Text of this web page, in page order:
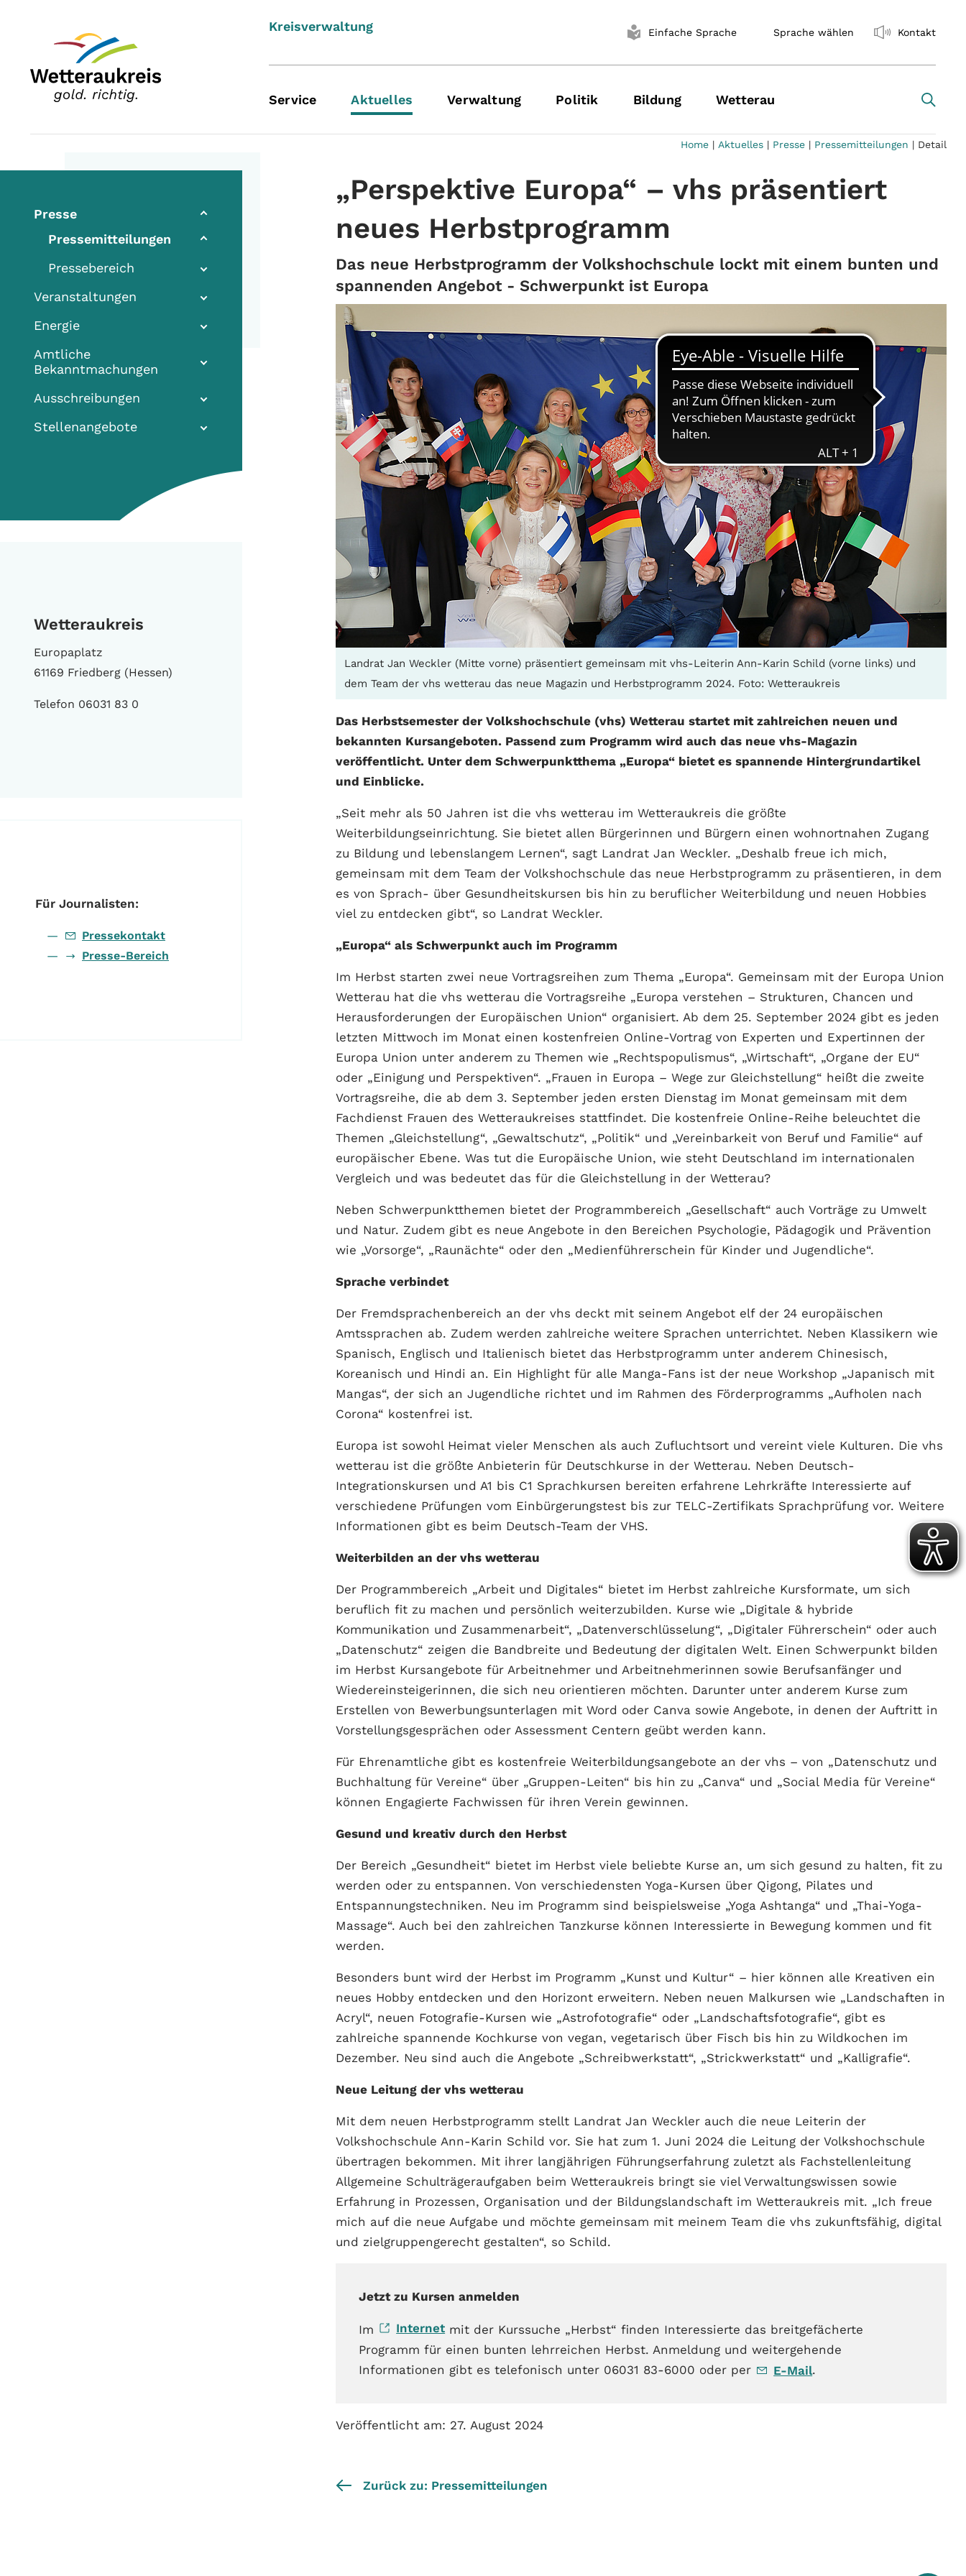
Kreisverwaltung Einfache Sprache Sprache wählen Kontakt
Service Aktuelles Verwaltung Politik Bildung Wetterau
Presse
Pressemitteilungen
Pressebereich
Veranstaltungen
Energie
Amtliche
Bekanntmachungen
Ausschreibungen
Stellenangebote
Wetteraukreis
Europaplatz
61169 Friedberg (Hessen)
Telefon 06031 83 0
Für Journalisten:
Pressekontakt
Presse-Bereich
Home| Aktuelles| Presse| Pressemitteilungen | Detail
„Perspektive Europa“ – vhs präsentiert
neues Herbstprogramm
Das neue Herbstprogramm der Volkshochschule lockt mit einem bunten und
spannenden Angebot - Schwerpunkt ist Europa
Landrat Jan Weckler (Mitte vorne) präsentiert gemeinsam mit vhs-Leiterin Ann-Karin Schild (vorne links) und
dem Team der vhs wetterau das neue Magazin und Herbstprogramm 2024. Foto: Wetteraukreis
Das Herbstsemester der Volkshochschule (vhs) Wetterau startet mit zahlreichen neuen und
bekannten Kursangeboten. Passend zum Programm wird auch das neue vhs-Magazin
veröffentlicht. Unter dem Schwerpunktthema „Europa“ bietet es spannende Hintergrundartikel
und Einblicke.
„Seit mehr als 50 Jahren ist die vhs wetterau im Wetteraukreis die größte
Weiterbildungseinrichtung. Sie bietet allen Bürgerinnen und Bürgern einen wohnortnahen Zugang
zu Bildung und lebenslangem Lernen“, sagt Landrat Jan Weckler. „Deshalb freue ich mich,
gemeinsam mit dem Team der Volkshochschule das neue Herbstprogramm zu präsentieren, in dem
es von Sprach- über Gesundheitskursen bis hin zu beruflicher Weiterbildung und neuen Hobbies
viel zu entdecken gibt“, so Landrat Weckler.
„Europa“ als Schwerpunkt auch im Programm
Im Herbst starten zwei neue Vortragsreihen zum Thema „Europa“. Gemeinsam mit der Europa Union
Wetterau hat die vhs wetterau die Vortragsreihe „Europa verstehen – Strukturen, Chancen und
Herausforderungen der Europäischen Union“ organisiert. Ab dem 25. September 2024 gibt es jeden
letzten Mittwoch im Monat einen kostenfreien Online-Vortrag von Experten und Expertinnen der
Europa Union unter anderem zu Themen wie „Rechtspopulismus“, „Wirtschaft“, „Organe der EU“
oder „Einigung und Perspektiven“. „Frauen in Europa – Wege zur Gleichstellung“ heißt die zweite
Vortragsreihe, die ab dem 3. September jeden ersten Dienstag im Monat gemeinsam mit dem
Fachdienst Frauen des Wetteraukreises stattfindet. Die kostenfreie Online-Reihe beleuchtet die
Themen „Gleichstellung“, „Gewaltschutz“, „Politik“ und „Vereinbarkeit von Beruf und Familie“ auf
europäischer Ebene. Was tut die Europäische Union, wie steht Deutschland im internationalen
Vergleich und was bedeutet das für die Gleichstellung in der Wetterau?
Neben Schwerpunktthemen bietet der Programmbereich „Gesellschaft“ auch Vorträge zu Umwelt
und Natur. Zudem gibt es neue Angebote in den Bereichen Psychologie, Pädagogik und Prävention
wie „Vorsorge“, „Raunächte“ oder den „Medienführerschein für Kinder und Jugendliche“.
Sprache verbindet
Der Fremdsprachenbereich an der vhs deckt mit seinem Angebot elf der 24 europäischen
Amtssprachen ab. Zudem werden zahlreiche weitere Sprachen unterrichtet. Neben Klassikern wie
Spanisch, Englisch und Italienisch bietet das Herbstprogramm unter anderem Chinesisch,
Koreanisch und Hindi an. Ein Highlight für alle Manga-Fans ist der neue Workshop „Japanisch mit
Mangas“, der sich an Jugendliche richtet und im Rahmen des Förderprogramms „Aufholen nach
Corona“ kostenfrei ist.
Europa ist sowohl Heimat vieler Menschen als auch Zufluchtsort und vereint viele Kulturen. Die vhs
wetterau ist die größte Anbieterin für Deutschkurse in der Wetterau. Neben Deutsch-
Integrationskursen und A1 bis C1 Sprachkursen bereiten erfahrene Lehrkräfte Interessierte auf
verschiedene Prüfungen vom Einbürgerungstest bis zur TELC-Zertifikats Sprachprüfung vor. Weitere
Informationen gibt es beim Deutsch-Team der VHS.
Weiterbilden an der vhs wetterau
Der Programmbereich „Arbeit und Digitales“ bietet im Herbst zahlreiche Kursformate, um sich
beruflich fit zu machen und persönlich weiterzubilden. Kurse wie „Digitale & hybride
Kommunikation und Zusammenarbeit“, „Datenverschlüsselung“, „Digitaler Führerschein“ oder auch
„Datenschutz“ zeigen die Bandbreite und Bedeutung der digitalen Welt. Einen Schwerpunkt bilden
im Herbst Kursangebote für Arbeitnehmer und Arbeitnehmerinnen sowie Berufsanfänger und
Wiedereinsteigerinnen, die sich neu orientieren möchten. Darunter unter anderem Kurse zum
Erstellen von Bewerbungsunterlagen mit Word oder Canva sowie Angebote, in denen der Auftritt in
Vorstellungsgesprächen oder Assessment Centern geübt werden kann.
Für Ehrenamtliche gibt es kostenfreie Weiterbildungsangebote an der vhs – von „Datenschutz und
Buchhaltung für Vereine“ über „Gruppen-Leiten“ bis hin zu „Canva“ und „Social Media für Vereine“
können Engagierte Fachwissen für ihren Verein gewinnen.
Gesund und kreativ durch den Herbst
Der Bereich „Gesundheit“ bietet im Herbst viele beliebte Kurse an, um sich gesund zu halten, fit zu
werden oder zu entspannen. Von verschiedensten Yoga-Kursen über Qigong, Pilates und
Entspannungstechniken. Neu im Programm sind beispielsweise „Yoga Ashtanga“ und „Thai-Yoga-
Massage“. Auch bei den zahlreichen Tanzkurse können Interessierte in Bewegung kommen und fit
werden.
Besonders bunt wird der Herbst im Programm „Kunst und Kultur“ – hier können alle Kreativen ein
neues Hobby entdecken und den Horizont erweitern. Neben neuen Malkursen wie „Landschaften in
Acryl“, neuen Fotografie-Kursen wie „Astrofotografie“ oder „Landschaftsfotografie“, gibt es
zahlreiche spannende Kochkurse von vegan, vegetarisch über Fisch bis hin zu Wildkochen im
Dezember. Neu sind auch die Angebote „Schreibwerkstatt“, „Strickwerkstatt“ und „Kalligrafie“.
Neue Leitung der vhs wetterau
Mit dem neuen Herbstprogramm stellt Landrat Jan Weckler auch die neue Leiterin der
Volkshochschule Ann-Karin Schild vor. Sie hat zum 1. Juni 2024 die Leitung der Volkshochschule
übertragen bekommen. Mit ihrer langjährigen Führungserfahrung zuletzt als Fachstellenleitung
Allgemeine Schulträgeraufgaben beim Wetteraukreis bringt sie viel Verwaltungswissen sowie
Erfahrung in Prozessen, Organisation und der Bildungslandschaft im Wetteraukreis mit. „Ich freue
mich auf die neue Aufgabe und möchte gemeinsam mit meinem Team die vhs zukunftsfähig, digital
und zielgruppengerecht gestalten“, so Schild.
Jetzt zu Kursen anmelden
Im Internet mit der Kurssuche „Herbst“ finden Interessierte das breitgefächerte
Programm für einen bunten lehrreichen Herbst. Anmeldung und weitergehende
Informationen gibt es telefonisch unter 06031 83-6000 oder per
E-Mail.
Veröffentlicht am: 27. August 2024
Zurück zu: Pressemitteilungen